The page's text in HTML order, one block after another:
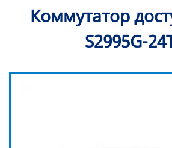
Коммутатор
S2995G-